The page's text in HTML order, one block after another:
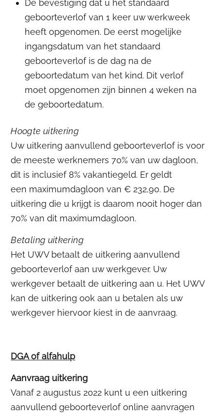
De bevestiging dat u het standaard
geboorteverlof van 1 keer uw werkweek
heeft opgenomen. De eerst mogelijke
ingangsdatum van het standaard
geboorteverlof is de dag na de
geboortedatum van het kind. Dit verlof
moet opgenomen zijn binnen 4 weken na
de geboortedatum.
Hoogte uitkering
Uw uitkering aanvullend geboorteverlof is voor
de meeste werknemers 70% van uw dagloon,
dit is inclusief 8% vakantiegeld. Er geldt
een maximumdagloon van € 232,90. De
uitkering die u krijgt is daarom nooit hoger dan
70% van dit maximumdagloon.
Betaling uitkering
Het UWV betaalt de uitkering aanvullend
geboorteverlof aan uw werkgever. Uw
werkgever betaalt de uitkering aan u. Het UWV
kan de uitkering ook aan u betalen als uw
werkgever hiervoor kiest in de aanvraag.
DGA of alfahulp
Aanvraag uitkering
Vanaf 2 augustus 2022 kunt u een uitkering
aanvullend geboorteverlof online aanvragen